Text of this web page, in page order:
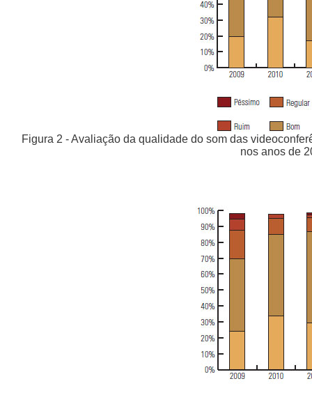
Figura 2 - Avaliação da qualidade do som das
nos anos de